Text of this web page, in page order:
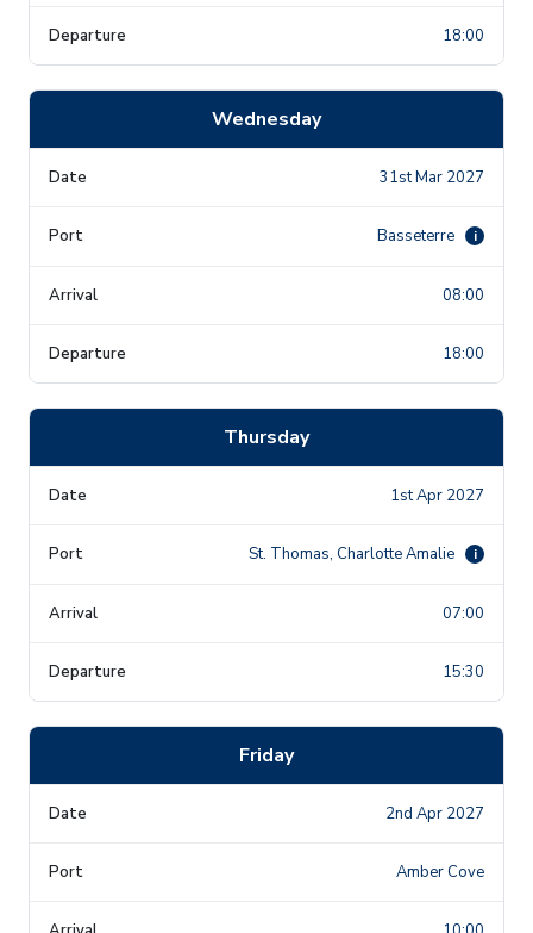
18:00
Wednesday
31st Mar 2027
Basseterre i
08:00
18:00
Thursday
1st Apr 2027
St. Thomas, Charlotte Amalie i
07:00
15:30
Friday
2nd Apr 2027
Amber Cove